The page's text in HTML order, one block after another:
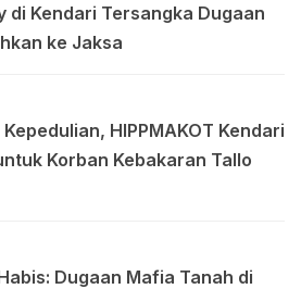
di Kendari Tersangka Dugaan
ke Jaksa
HIPPMAKOT Kendari
Korban Kebakaran Tallo
Dugaan Mafia Tanah di